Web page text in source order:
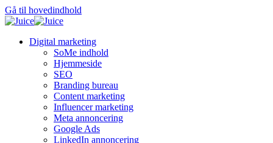
Gå til hovedindhold
Digital marketing
SoMe indhold
Hjemmeside
SEO
Branding bureau
Content marketing
Influencer marketing
Meta annoncering
Google Ads
LinkedIn annoncering